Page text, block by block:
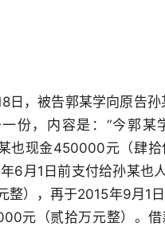
日，被告郭某学向原告
份，内容是：“今郭某
也现金450000元（肆拾
6月1日前支付给孙某也
整），再于2015年9月1
元（贰拾万元整）。借